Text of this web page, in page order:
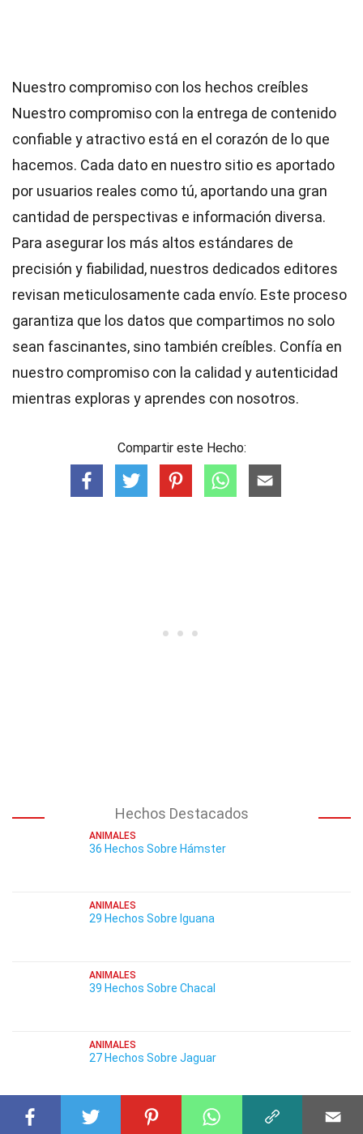
Nuestro compromiso con los hechos creíbles
Nuestro compromiso con la entrega de contenido
confiable y atractivo está en el corazón de lo que
hacemos. Cada dato en nuestro sitio es aportado
por usuarios reales como tú, aportando una gran
cantidad de perspectivas e información diversa.
Para asegurar los más altos estándares de
precisión y fiabilidad, nuestros dedicados editores
revisan meticulosamente cada envío. Este proceso
garantiza que los datos que compartimos no solo
sean fascinantes, sino también creíbles. Confía en
nuestro compromiso con la calidad y autenticidad
mientras exploras y aprendes con nosotros.
Compartir este Hecho:
Hechos Destacados
ANIMALES
36 Hechos Sobre Hámster
ANIMALES
29 Hechos Sobre Iguana
ANIMALES
39 Hechos Sobre Chacal
ANIMALES
27 Hechos Sobre Jaguar
ANIMALES
37 Hechos Sobre Conejo